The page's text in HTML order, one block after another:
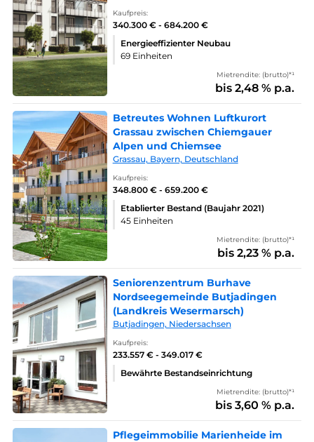
Kaufpreis:
340.300 € - 684.200 €
Energieeffizienter Neubau
69 Einheiten
Mietrendite: (brutto)*¹
bis 2,48 % p.a.
Betreutes Wohnen Luftkurort
Grassau zwischen Chiemgauer
Alpen und Chiemsee
Grassau, Bayern, Deutschland
Kaufpreis:
348.800 € - 659.200 €
Etablierter Bestand (Baujahr 2021)
45 Einheiten
Mietrendite: (brutto)*¹
bis 2,23 % p.a.
Seniorenzentrum Burhave
Nordseegemeinde Butjadingen
(Landkreis Wesermarsch)
Butjadingen, Niedersachsen
Kaufpreis:
233.557 € - 349.017 €
Bewährte Bestandseinrichtung
Mietrendite: (brutto)*¹
bis 3,60 % p.a.
Pflegeimmobilie Marienheide im